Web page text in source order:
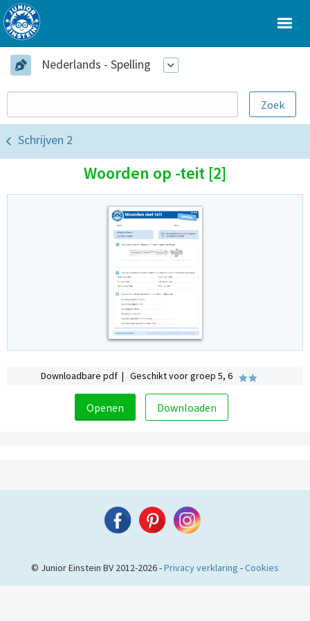
Nederlands - Spelling
Schrijven 2
Woorden op -teit [2]
Downloadbare pdf | Geschikt voor groep 5, 6
Openen Downloaden
© Junior Einstein BV 2012-2026 -Privacy verklaring -Cookies